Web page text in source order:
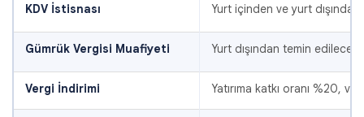
KDV İstisnası Yurt içinden ve yurt
Gümrük Vergisi Muafiyeti Yurt dışından temin
Vergi İndirimi Yatırıma katkı oranı %20,